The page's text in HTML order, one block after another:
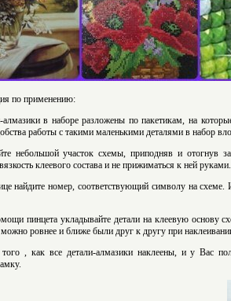
по применению:
алмазики в наборе разложены по пакетикам, на
работы с такими маленькими деталями в набор
небольшой участок схемы, приподняв и отогнув
клеевого состава и не прижиматься к ней руками.
найдите номер, соответствующий символу на
пинцета укладывайте детали на клеевую основу
ровнее и ближе были друг к другу при
, как все детали-алмазики наклеены, и у Вас